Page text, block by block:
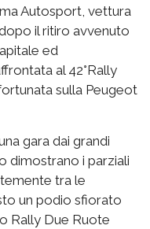
Autosport, vettura
il ritiro avvenuto
ed
al 42°Rally
sulla Peugeot
gara dai grandi
dimostrano i parziali
tra le
un podio sfiorato
Rally Due Ruote